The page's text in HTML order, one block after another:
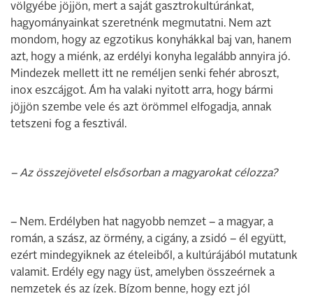
völgyébe jöjjön, mert a saját gasztrokultúránkat,
hagyományainkat szeretnénk megmutatni. Nem azt
mondom, hogy az egzotikus konyhákkal baj van, hanem
azt, hogy a miénk, az erdélyi konyha legalább annyira jó.
Mindezek mellett itt ne reméljen senki fehér abroszt,
inox eszcájgot. Ám ha valaki nyitott arra, hogy bármi
jöjjön szembe vele és azt örömmel elfogadja, annak
tetszeni fog a fesztivál.
– Az összejövetel elsősorban a magyarokat célozza?
– Nem. Erdélyben hat nagyobb nemzet – a magyar, a
román, a szász, az örmény, a cigány, a zsidó – él együtt,
ezért mindegyiknek az ételeiből, a kultúrájából mutatunk
valamit. Erdély egy nagy üst, amelyben összeérnek a
nemzetek és az ízek. Bízom benne, hogy ezt jól